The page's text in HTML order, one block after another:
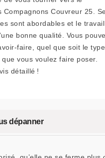
Compagnons Couvreur 25.
sont abordables et le travail
bonne qualité. Vous
faire, quel que soit le type
vous voulez faire poser.
détaillé !
dépanner